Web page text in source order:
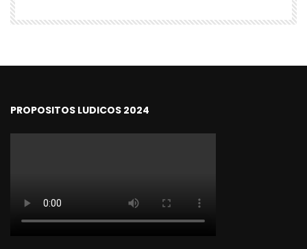
PROPOSITOS LUDICOS 2024